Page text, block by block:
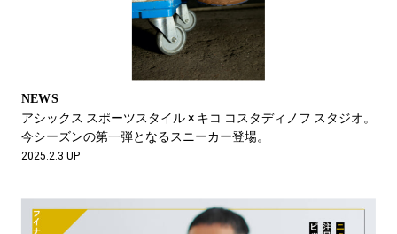
NEWS
アシックス スポーツスタイル × キコ コスタディノフ スタジオ。
今シーズンの第一弾となるスニーカー登場。
2025.2.3 UP